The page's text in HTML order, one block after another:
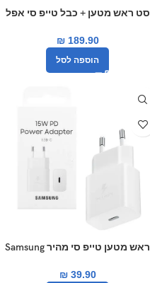
סט ראש מטען + כבל טייפ סי אפל
₪189.90
הוספה לסל
ראש מטען טייפ סי מהיר Samsung
₪39.90